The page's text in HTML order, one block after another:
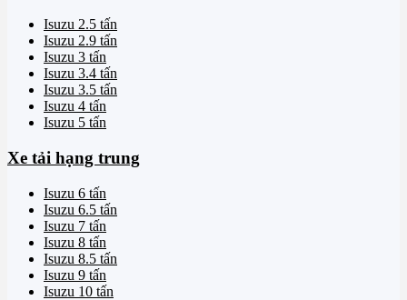
Isuzu 2.5 tấn
Isuzu 2.9 tấn
Isuzu 3 tấn
Isuzu 3.4 tấn
Isuzu 3.5 tấn
Isuzu 4 tấn
Isuzu 5 tấn
Xe tải hạng trung
Isuzu 6 tấn
Isuzu 6.5 tấn
Isuzu 7 tấn
Isuzu 8 tấn
Isuzu 8.5 tấn
Isuzu 9 tấn
Isuzu 10 tấn